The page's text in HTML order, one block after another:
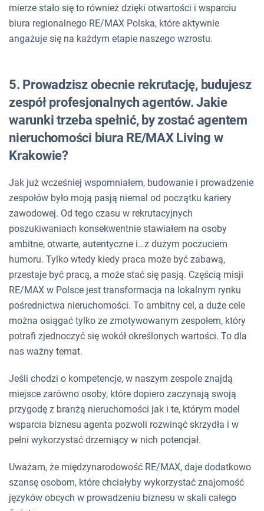
mierze stało się to również dzięki otwartości i wsparciu
biura regionalnego RE/MAX Polska, które aktywnie
angażuje się na każdym etapie naszego wzrostu.
5. Prowadzisz obecnie rekrutację, budujesz
zespół profesjonalnych agentów. Jakie
warunki trzeba spełnić, by zostać agentem
nieruchomości biura RE/MAX Living w
Krakowie?
Jak już wcześniej wspomniałem, budowanie i prowadzenie
zespołów było moją pasją niemal od początku kariery
zawodowej. Od tego czasu w rekrutacyjnych
poszukiwaniach konsekwentnie stawiałem na osoby
ambitne, otwarte, autentyczne i…z dużym poczuciem
humoru. Tylko wtedy kiedy praca może być zabawą,
przestaje być pracą, a może stać się pasją. Częścią misji
RE/MAX w Polsce jest transformacja na lokalnym rynku
pośrednictwa nieruchomości. To ambitny cel, a duże cele
można osiągać tylko ze zmotywowanym zespołem, który
potrafi zjednoczyć się wokół określonych wartości. To dla
nas ważny temat.
Jeśli chodzi o kompetencje, w naszym zespole znajdą
miejsce zarówno osoby, które dopiero zaczynają swoją
przygodę z branżą nieruchomości jak i te, którym model
wsparcia biznesu agenta pozwoli rozwinąć skrzydła i w
pełni wykorzystać drzemiący w nich potencjał.
Uważam, że międzynarodowość RE/MAX, daje dodatkowo
szansę osobom, które chciałyby wykorzystać znajomość
języków obcych w prowadzeniu biznesu w skali całego